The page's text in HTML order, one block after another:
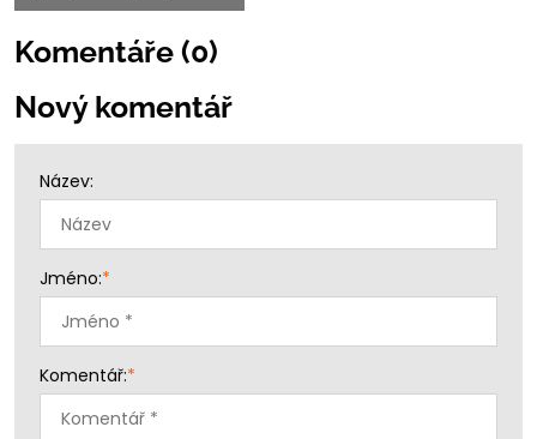
Komentáře (0)
Nový komentář
Název:
Jméno:*
Komentář:*